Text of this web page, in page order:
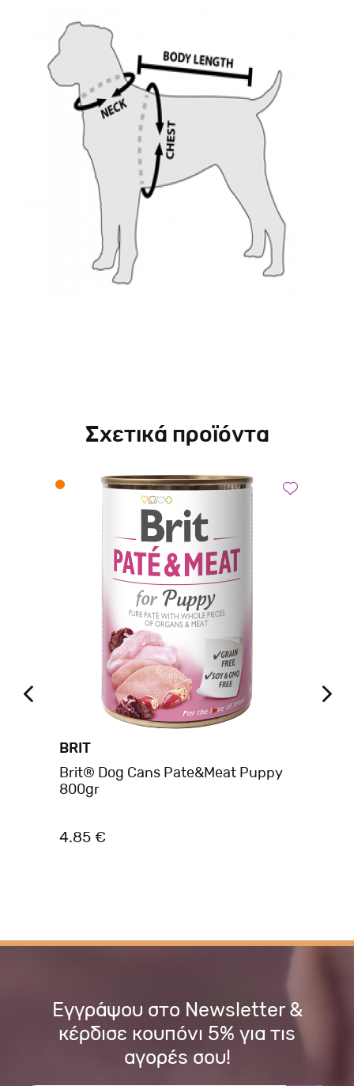
Σχετικά προϊόντα
BRIT
Brit® Dog Cans Pate&Meat Puppy
800gr
4.85 €
Εγγράψου στο Newsletter &
κέρδισε κουπόνι 5% για τις
αγορές σου!